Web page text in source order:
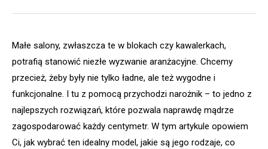
Małe salony, zwłaszcza te w blokach czy kawalerkach,
potrafią stanowić niezłe wyzwanie aranżacyjne. Chcemy
przecież, żeby były nie tylko ładne, ale też wygodne i
funkcjonalne. I tu z pomocą przychodzi narożnik – to jedno z
najlepszych rozwiązań, które pozwala naprawdę mądrze
zagospodarować każdy centymetr. W tym artykule opowiem
Ci, jak wybrać ten idealny model, jakie są jego rodzaje, co